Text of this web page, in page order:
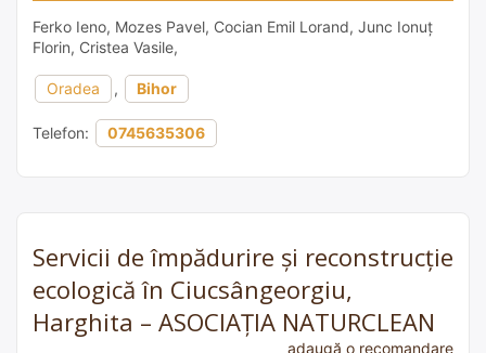
Ferko Ieno, Mozes Pavel, Cocian Emil Lorand, Junc Ionuț
Florin, Cristea Vasile,
Oradea , Bihor
Telefon: 0745635306
Servicii de împădurire și reconstrucție
ecologică în Ciucsângeorgiu,
Harghita – ASOCIAȚIA NATURCLEAN
adaugă o recomandare